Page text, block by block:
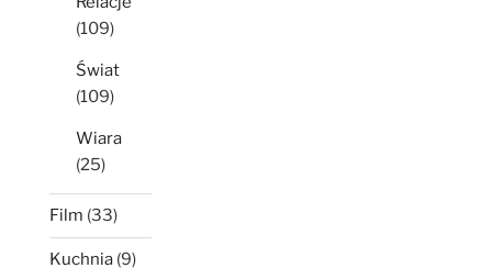
(109)
Świat
(109)
Wiara
(25)
Film (33)
Kuchnia (9)